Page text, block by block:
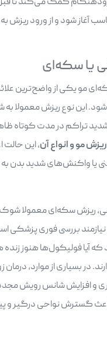
آغاز شود و از ورود ریزش
یا سکه‌ای
مو یکی از واضح‌ترین
شود. این نوع ریزش
تراکم در مدت کوتاه
مو و انواع آن، این حالت
یا واکنش‌های شدید بدن
ریزش سکه‌ای معمولا شوک
نیازمند بررسی فوری
آیا فولیکول‌ها هنوز
در بسیاری از موارد،
و افزایش شانس رویش
گسترش نواحی درگیر و